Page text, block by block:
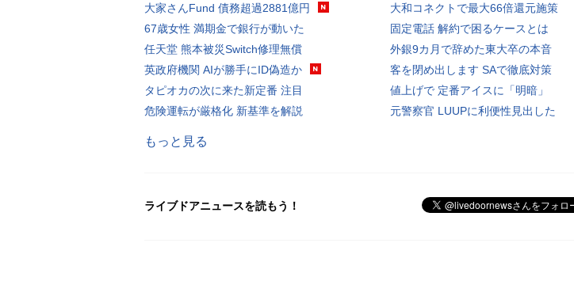
大家さんFund 債務超過2881億円
67歳女性 満期金で銀行が動いた
任天堂 熊本被災Switch修理無償
英政府機関 AIが勝手にID偽造か
タピオカの次に来た新定番 注目
危険運転が厳格化 新基準を解説
大和コネクトで最大66倍還元施策
固定電話 解約で困るケースとは
外銀9カ月で辞めた東大卒の本音
客を閉め出します SAで徹底対策
値上げで 定番アイスに「明暗」
元警察官 LUUPに利便性見出した
もっと見る
ライブドアニュースを読もう！